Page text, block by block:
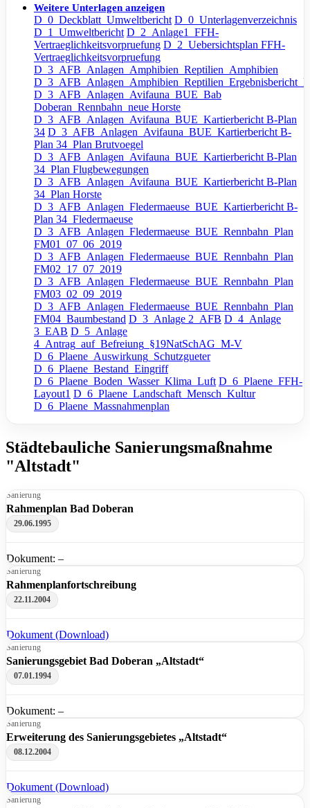
Weitere Unterlagen anzeigen
D_0_Deckblatt_Umweltbericht D_0_Unterlagenverzeichnis
D_1_Umweltbericht D_2_Anlage1_FFH-
Vertraeglichkeitsvorpruefung D_2_Uebersichtsplan FFH-
Vertraeglichkeitsvorpruefung
D_3_AFB_Anlagen_Amphibien_Reptilien_Amphibien
D_3_AFB_Anlagen_Avifauna_BUE_Bab
Doberan_Rennbahn_neue Horste
D_3_AFB_Anlagen_Avifauna_BUE_Kartierbericht B-Plan
34 D_3_AFB_Anlagen_Avifauna_BUE_Kartierbericht B-
Plan 34_Plan Brutvoegel
D_3_AFB_Anlagen_Avifauna_BUE_Kartierbericht B-Plan
34_Plan Flugbewegungen
D_3_AFB_Anlagen_Avifauna_BUE_Kartierbericht B-Plan
34_Plan Horste
D_3_AFB_Anlagen_Fledermaeuse_BUE_Kartierbericht B-
Plan 34_Fledermaeuse
D_3_AFB_Anlagen_Fledermaeuse_BUE_Rennbahn_Plan
FM01_07_06_2019
D_3_AFB_Anlagen_Fledermaeuse_BUE_Rennbahn_Plan
FM02_17_07_2019
D_3_AFB_Anlagen_Fledermaeuse_BUE_Rennbahn_Plan
FM03_02_09_2019
D_3_AFB_Anlagen_Fledermaeuse_BUE_Rennbahn_Plan
FM04_Baumbestand D_3_Anlage 2_AFB D_4_Anlage
3_EAB D_5_Anlage
4_Antrag_auf_Befreiung_§19NatSchAG_M-V
D_6_Plaene_Auswirkung_Schutzgueter
D_6_Plaene_Bestand_Eingriff
D_6_Plaene_Boden_Wasser_Klima_Luft D_6_Plaene_FFH-
Layout1 D_6_Plaene_Landschaft_Mensch_Kultur
D_6_Plaene_Massnahmenplan
Städtebauliche Sanierungsmaßnahme
"Altstadt"
Sanierung
Rahmenplan Bad Doberan
29.06.1995
Dokument: –
Sanierung
Rahmenplanfortschreibung
22.11.2004
Dokument (Download)
Sanierung
Sanierungsgebiet Bad Doberan „Altstadt“
07.01.1994
Dokument: –
Sanierung
Erweiterung des Sanierungsgebietes „Altstadt“
08.12.2004
Dokument (Download)
Sanierung